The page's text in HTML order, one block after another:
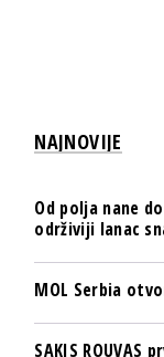
NAJNOVIJE
Od polja nane
održiviji lanac
MOL Serbia
SAKIS